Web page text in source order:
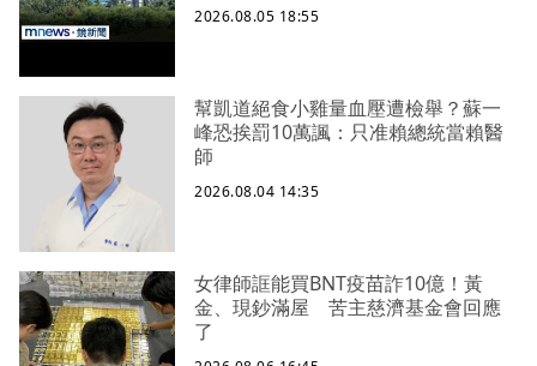
2026.08.05 18:55
幫凱道絕食小雞量血壓遭檢舉？蘇一
峰恐挨罰10萬諷：只准賴總統當賴醫
師
2026.08.04 14:35
女律師誆能買BNT疫苗詐10億！黃
金、現鈔滿屋 苦主慈濟基金會回應
了